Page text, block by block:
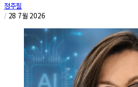
정주필
/ 28 7월 2026